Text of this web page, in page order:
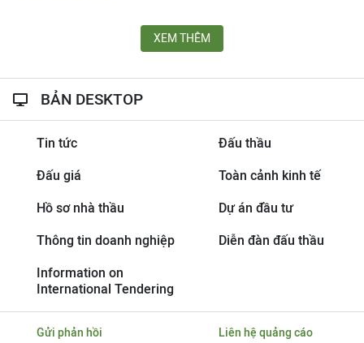
XEM THÊM
BẢN DESKTOP
Tin tức Đấu thầu
Đấu giá Toàn cảnh kinh tế
Hồ sơ nhà thầu Dự án đầu tư
Thông tin doanh nghiệp Diễn đàn đấu thầu
Information on
International Tendering
Gửi phản hồi
Liên hệ quảng cáo